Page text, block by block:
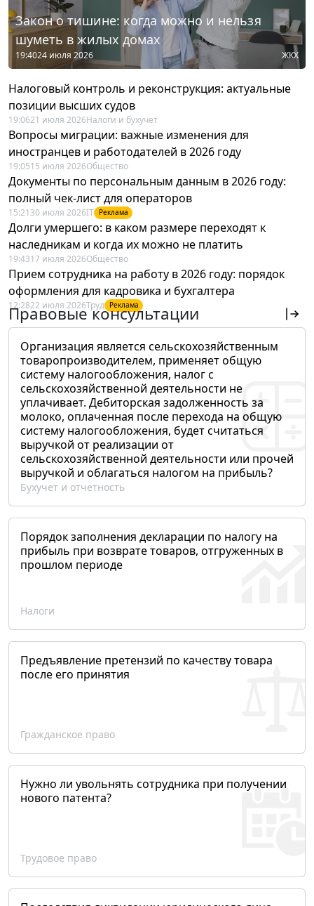
Закон о тишине: когда можно и нельзя
шуметь в жилых домах
19:4024 июля 2026 ЖКХ
Налоговый контроль и реконструкция: актуальные
позиции высших судов
19:0621 июля 2026Налоги и бухучет
Вопросы миграции: важные изменения для
иностранцев и работодателей в 2026 году
19:0515 июля 2026Общество
Документы по персональным данным в 2026 году:
полный чек-лист для операторов
15:21 30 июля 2026IT Реклама
Долги умершего: в каком размере переходят к
наследникам и когда их можно не платить
19:4317 июля 2026Общество
Прием сотрудника на работу в 2026 году: порядок
оформления для кадровика и бухгалтера
12:2822 июля 2026Труд Реклама
Правовые консультации
Организация является сельскохозяйственным
товаропроизводителем, применяет общую
систему налогообложения, налог с
сельскохозяйственной деятельности не
уплачивает. Дебиторская задолженность за
молоко, оплаченная после перехода на общую
систему налогообложения, будет считаться
выручкой от реализации от
сельскохозяйственной деятельности или прочей
выручкой и облагаться налогом на прибыль?
Бухучет и отчетность
Порядок заполнения декларации по налогу на
прибыль при возврате товаров, отгруженных в
прошлом периоде
Налоги
Предъявление претензий по качеству товара
после его принятия
Гражданское право
Нужно ли увольнять сотрудника при получении
нового патента?
Трудовое право